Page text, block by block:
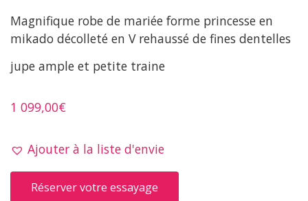
Magnifique robe de mariée forme princesse en
mikado décolleté en V rehaussé de fines dentelles
jupe ample et petite traine
1 099,00€
Ajouter à la liste d'envie
Réserver votre essayage